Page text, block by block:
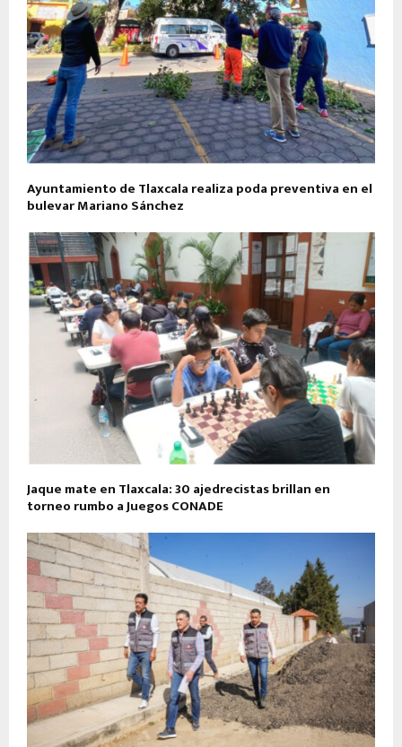
Ayuntamiento de Tlaxcala realiza poda preventiva en el
bulevar Mariano Sánchez
Jaque mate en Tlaxcala: 30 ajedrecistas brillan en
torneo rumbo a Juegos CONADE